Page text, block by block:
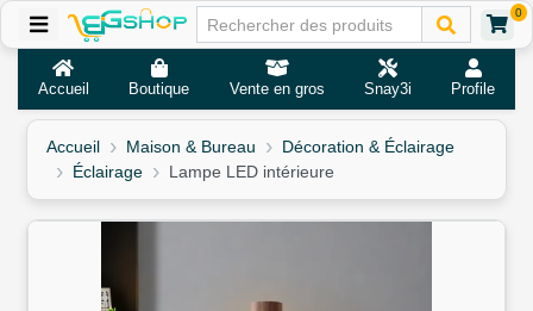
0
Accueil Boutique Vente en gros Snay3i Profile
Accueil Maison & Bureau
Décoration & Éclairage
Éclairage
Lampe LED intérieure